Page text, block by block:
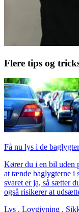
Flere tips og
Få nu lys i de
Kører du i en bil uden
at tænde baglygterne i
svaret er ja, så sætter
også risikerer at
Lys , Lovgivning ,